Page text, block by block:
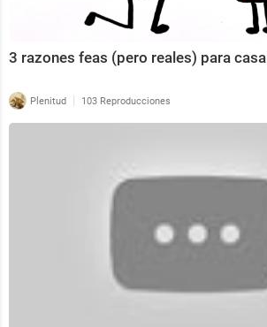
3 razones feas (pero reales) para
Plenitud | 103 Reproducciones